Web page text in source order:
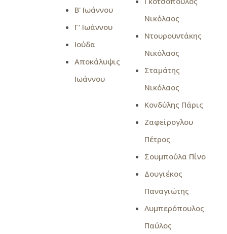
Β' Ιωάννου
Γ' Ιωάννου
Ιούδα
Αποκάλυψις
Ιωάννου
Νικόλαος
Ντουρουντάκης
Νικόλαος
Σταμάτης
Νικόλαος
Κονδύλης Πάρις
Ζαφείρογλου
Πέτρος
Σουμπούλα Πίνο
Δουγιέκος
Παναγιώτης
Λυμπερόπουλος
Παύλος